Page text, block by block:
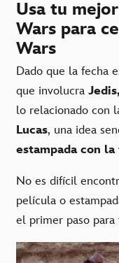
Usa tu
Wars para
Wars
Dado que la fecha
que involucra
lo relacionado con
Lucas, una idea
estampada con
No es difícil
película o
el primer paso para